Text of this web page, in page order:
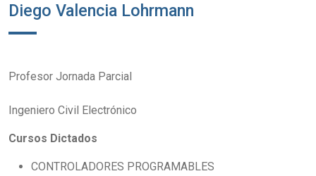
Diego Valencia Lohrmann
Profesor Jornada Parcial
Ingeniero Civil Electrónico
Cursos Dictados
CONTROLADORES PROGRAMABLES